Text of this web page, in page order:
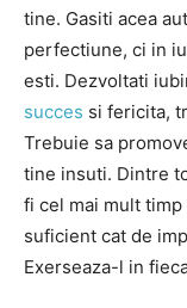
tine. Gasiti acea
perfectiune, ci in
esti. Dezvoltati
succes si fericita,
Trebuie sa
tine insuti. Dintre
fi cel mai mult timp
suficient cat de
Exerseaza-l in